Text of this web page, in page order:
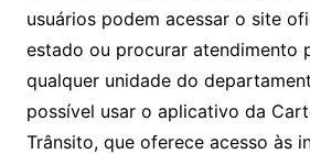
usuários podem acessar o site
estado ou procurar atendimento
qualquer unidade do
possível usar o aplicativo da
Trânsito, que oferece acesso às